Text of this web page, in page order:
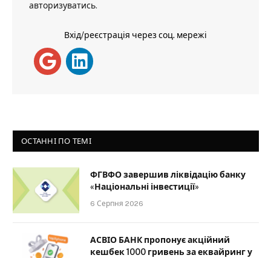
авторизуватись.
Вхід/реєстрація через соц. мережі
ОСТАННІ ПО ТЕМІ
ФГВФО завершив ліквідацію банку
«Національні інвестиції»
6 Серпня 2026
АСВІО БАНК пропонує акційний
кешбек 1000 гривень за еквайринг у